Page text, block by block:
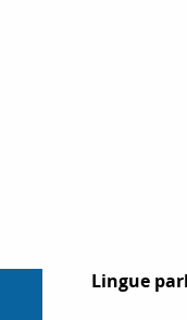
Lingue
Lingue